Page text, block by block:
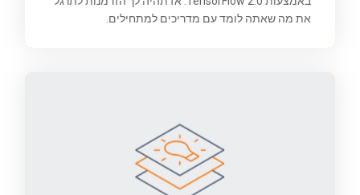
את מה שאתה לומד עם מדריכים למתחילים.